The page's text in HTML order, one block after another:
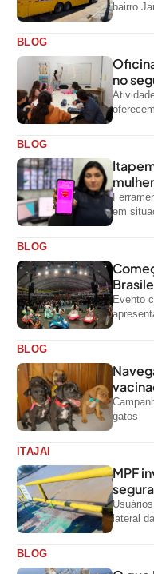
bairro
BLOG
no
BLOG
em
BLOG
Evento
BLOG
gatos
ITAJAI
MPF
lateral
BLOG